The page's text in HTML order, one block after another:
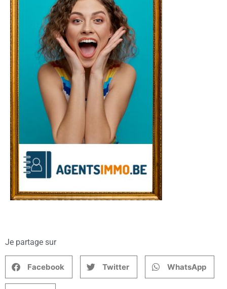
Je partage sur
Facebook Twitter WhatsApp